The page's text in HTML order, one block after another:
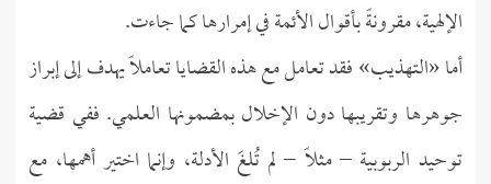
الإلهية، مقرونةً بأقوال الأئمة في إمرارها كما جاءت.
أما «التهذيب» فقد تعامل مع هذه القضايا تعاملاً يهدف إلى إبراز
جوهرها وتقريبها دون الإخلال بمضمونها العلمي. ففي قضية
توحيد الربوبية – مثلًا – لم تُلغَ الأدلة، وإنما اختير أهمها، مع